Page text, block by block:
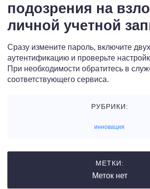
подозрения на
личной учетной
Сразу измените пароль, включите
аутентификацию и проверьте
При необходимости обратитесь в
соответствующего сервиса.
РУБРИКИ:
инновация
МЕТКИ:
Меток нет